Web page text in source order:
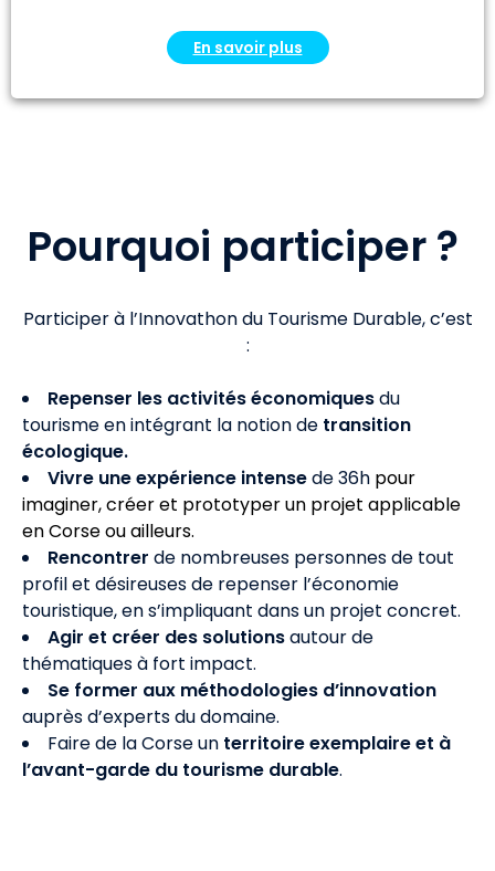
En savoir plus
Pourquoi participer ?
Participer à l’Innovathon du Tourisme Durable, c’est
:
Repenser les activités économiquesdu
tourisme en intégrant la notion de transition
écologique.
Vivre une expérience intensede 36h pour
imaginer, créer et prototyper un projet applicable
en Corse ou ailleurs.
Rencontrer de nombreuses personnes de tout
profil et désireuses de repenser l’économie
touristique, en s’impliquant dans un projet concret.
Agir et créer des solutionsautour de
thématiques à fort impact.
Se former aux méthodologies d’innovation
auprès d’experts du domaine.
Faire de la Corse un territoire exemplaire et à
l’avant-garde du tourisme durable.